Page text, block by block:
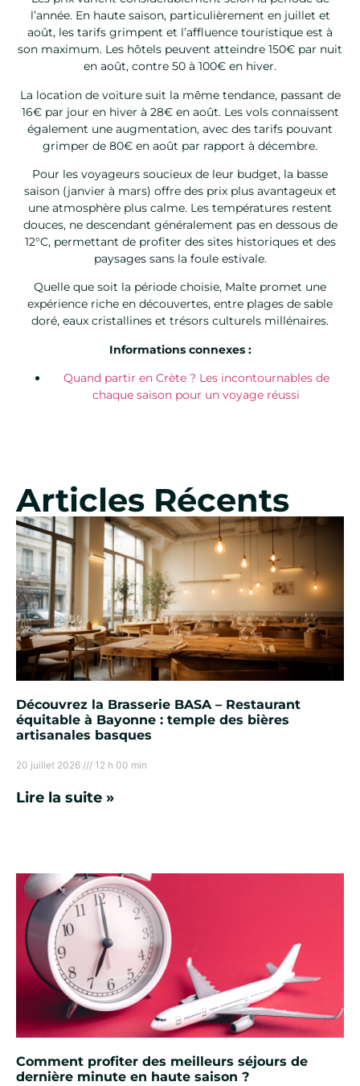
l’année. En haute saison, particulièrement en juillet et
août, les tarifs grimpent et l’affluence touristique est à
son maximum. Les hôtels peuvent atteindre 150€ par nuit
en août, contre 50 à 100€ en hiver.
La location de voiture suit la même tendance, passant de
16€ par jour en hiver à 28€ en août. Les vols connaissent
également une augmentation, avec des tarifs pouvant
grimper de 80€ en août par rapport à décembre.
Pour les voyageurs soucieux de leur budget, la basse
saison (janvier à mars) offre des prix plus avantageux et
une atmosphère plus calme. Les températures restent
douces, ne descendant généralement pas en dessous de
12°C, permettant de profiter des sites historiques et des
paysages sans la foule estivale.
Quelle que soit la période choisie, Malte promet une
expérience riche en découvertes, entre plages de sable
doré, eaux cristallines et trésors culturels millénaires.
Informations connexes :
Quand partir en Crète ? Les incontournables de
chaque saison pour un voyage réussi
Articles Récents
Découvrez la Brasserie BASA – Restaurant
équitable à Bayonne : temple des bières
artisanales basques
20 juillet 2026 12 h 00 min
Lire la suite »
Comment profiter des meilleurs séjours de
dernière minute en haute saison ?